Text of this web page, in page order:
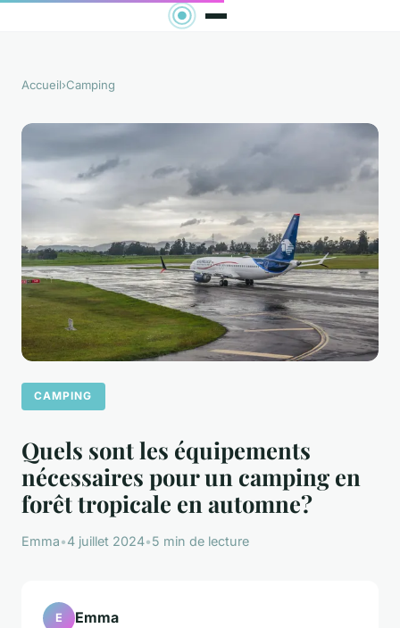
Accueil›Camping
CAMPING
Quels sont les équipements
nécessaires pour un camping en
forêt tropicale en automne?
Emma•4 juillet 2024•5 min de lecture
E Emma